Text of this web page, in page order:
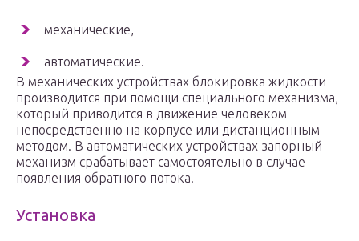
механические,
автоматические.
В механических устройствах блокировка жидкости
производится при помощи специального механизма,
который приводится в движение человеком
непосредственно на корпусе или дистанционным
методом. В автоматических устройствах запорный
механизм срабатывает самостоятельно в случае
появления обратного потока.
Установка